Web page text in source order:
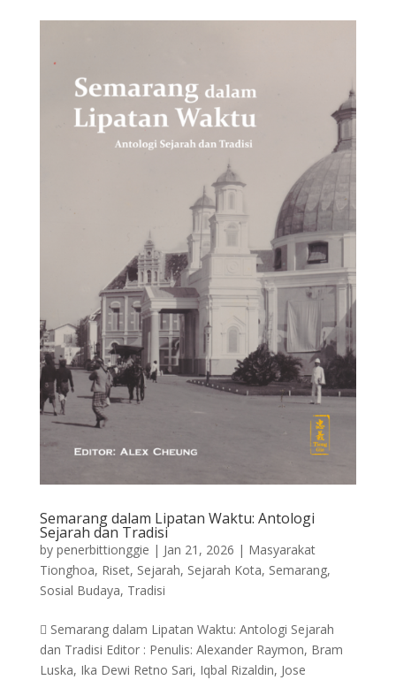
Semarang dalam Lipatan Waktu: Antologi
Sejarah dan Tradisi
by penerbittionggie | Jan 21, 2026 | Masyarakat
Tionghoa, Riset, Sejarah, Sejarah Kota, Semarang,
Sosial Budaya, Tradisi
 Semarang dalam Lipatan Waktu: Antologi Sejarah
dan Tradisi Editor : Penulis: Alexander Raymon, Bram
Luska, Ika Dewi Retno Sari, Iqbal Rizaldin, Jose